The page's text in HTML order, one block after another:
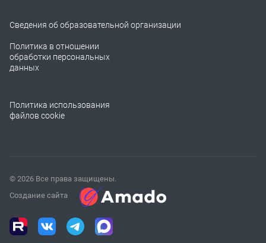
Сведения об образовательной организации
Политика в отношении
обработки персональных
данных
Политика использования
файлов cookie
© 2026 Все права защищены.
Создание сайта